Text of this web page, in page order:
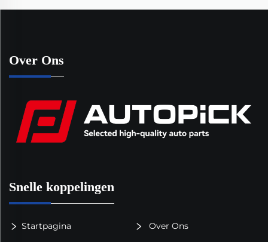
Over Ons
Snelle koppelingen
Startpagina Over Ons